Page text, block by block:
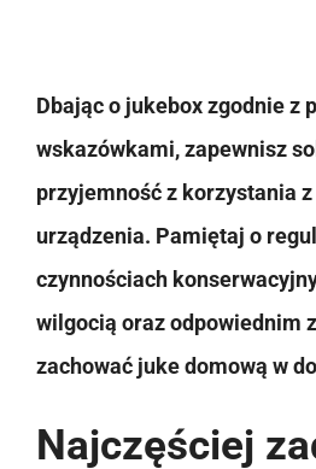
Dbając o jukebox zgodnie z
wskazówkami, zapewnisz
przyjemność z korzystania
urządzenia. Pamiętaj o
czynnościach
wilgocią oraz odpowiednim
zachować juke domową w
Najczęściej